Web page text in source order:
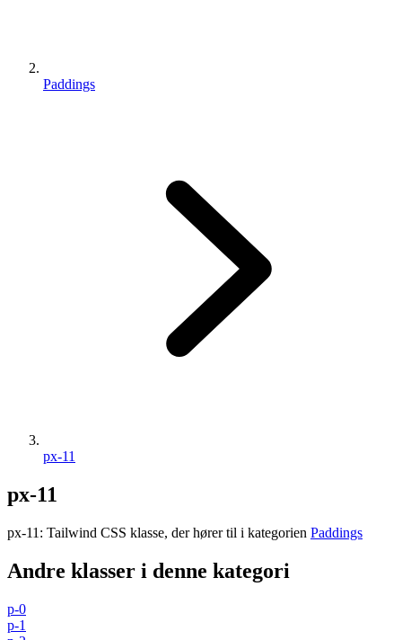
Paddings
px-11
px-11
px-11 : Tailwind CSS klasse, der hører til i kategorien Paddings
Andre klasser i denne kategori
p-0
p-1